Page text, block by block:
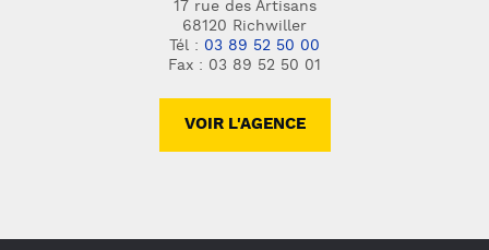
17 rue des Artisans
68120 Richwiller
Tél : 03 89 52 50 00
Fax : 03 89 52 50 01
VOIR L'AGENCE